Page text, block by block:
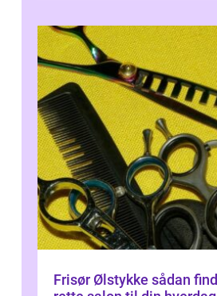
Frisør Ølstykke sådan finder du den